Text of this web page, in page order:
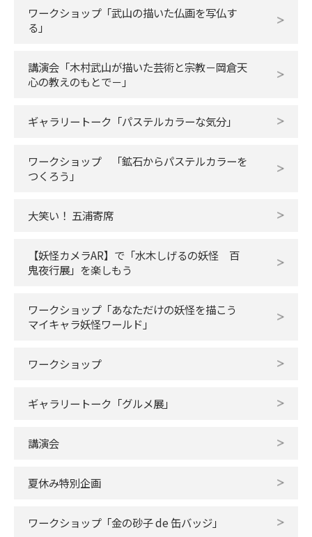
ワークショップ「武山の描いた仏画を写仏す
る」
講演会「木村武山が描いた芸術と宗教－岡倉天
心の教えのもとで－」
ギャラリートーク「パステルカラーな気分」
ワークショップ 「鉱石からパステルカラーを
つくろう」
大笑い！ 五浦寄席
【妖怪カメラAR】で「水木しげるの妖怪 百
鬼夜行展」を楽しもう
ワークショップ「あなただけの妖怪を描こう
マイキャラ妖怪ワールド」
ワークショップ
ギャラリートーク「グルメ展」
講演会
夏休み特別企画
ワークショップ「金の砂子 de 缶バッジ」